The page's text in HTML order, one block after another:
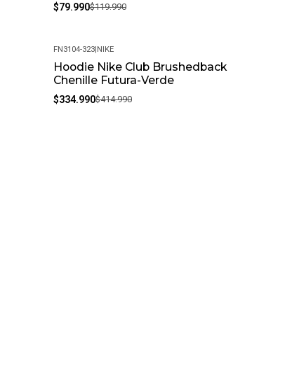
$79.990$119.990
-19%
FN3104-323|NIKE
Hoodie Nike Club Brushedback
Chenille Futura-Verde
$334.990$414.990